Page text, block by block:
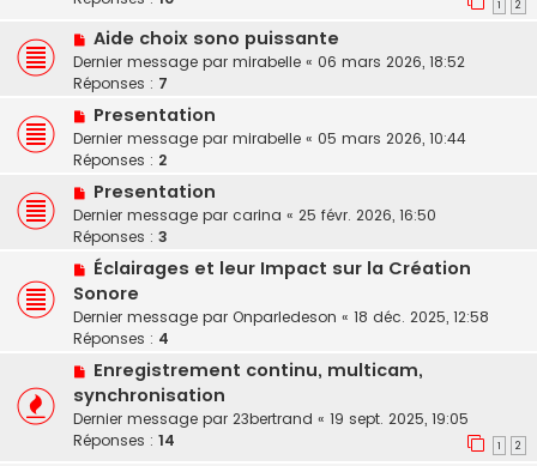
1 2
Aide choix sono puissante
Dernier message par mirabelle « 06 mars 2026, 18:52
Réponses : 7
Presentation
Dernier message par mirabelle « 05 mars 2026, 10:44
Réponses : 2
Presentation
Dernier message par carina « 25 févr. 2026, 16:50
Réponses : 3
Éclairages et leur Impact sur la Création
Sonore
Dernier message par Onparledeson « 18 déc. 2025, 12:58
Réponses : 4
Enregistrement continu, multicam,
synchronisation
Dernier message par 23bertrand « 19 sept. 2025, 19:05
Réponses : 14 1 2